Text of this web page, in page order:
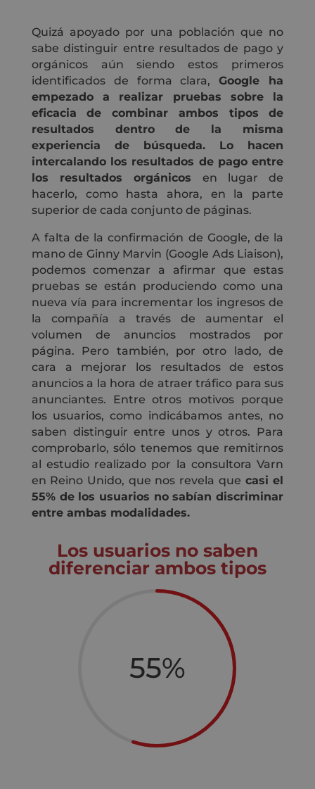
Quizá apoyado por una población que no
sabe distinguir entre resultados de pago y
orgánicos aún siendo estos primeros
identificados de forma clara,Google ha
empezado a realizar pruebas sobre la
eficacia de combinar ambos tipos de
resultados dentro de la misma
experiencia de búsqueda. Lo hacen
intercalando los resultados de pago entre
los resultados orgánicos en lugar de
hacerlo, como hasta ahora, en la parte
superior de cada conjunto de páginas.
A falta de la confirmación de Google, de la
mano de Ginny Marvin (Google Ads Liaison),
podemos comenzar a afirmar que estas
pruebas se están produciendo como una
nueva vía para incrementar los ingresos de
la compañía a través de aumentar el
volumen de anuncios mostrados por
página. Pero también, por otro lado, de
cara a mejorar los resultados de estos
anuncios a la hora de atraer tráfico para sus
anunciantes. Entre otros motivos porque
los usuarios, como indicábamos antes, no
saben distinguir entre unos y otros. Para
comprobarlo, sólo tenemos que remitirnos
al estudio realizado por la consultora Varn
en Reino Unido, que nos revela que casi el
55% de los usuarios no sabían discriminar
entre ambas modalidades.
Los usuarios no saben
diferenciar ambos tipos
55%